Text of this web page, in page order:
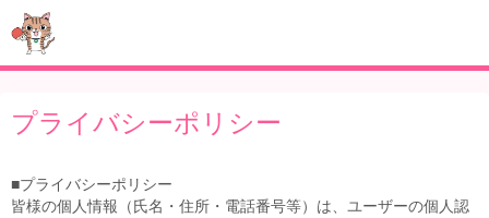
プライバシーポリシー
■プライバシーポリシー
皆様の個人情報（氏名・住所・電話番号等）は、ユーザーの個人認